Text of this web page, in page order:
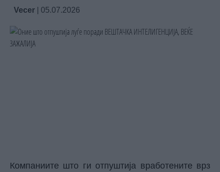
Vecer 05.07.2026
Компаниите што ги отпуштија вработените врз